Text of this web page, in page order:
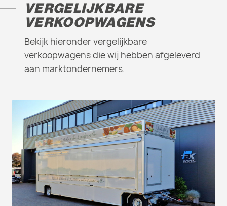
VERGELIJKBARE
VERKOOPWAGENS
Bekijk hieronder vergelijkbare
verkoopwagens die wij hebben afgeleverd
aan marktondernemers.